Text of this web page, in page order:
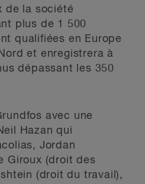
de la société
plus de 1 500
qualifiées en Europe
et enregistrera à
dépassant les 350
avec une
Hazan qui
Jordan
Giroux (droit des
(droit du travail),